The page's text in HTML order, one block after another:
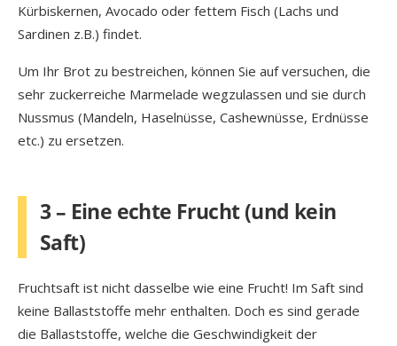
Kürbiskernen, Avocado oder fettem Fisch (Lachs und
Sardinen z.B.) findet.
Um Ihr Brot zu bestreichen, können Sie auf versuchen, die
sehr zuckerreiche Marmelade wegzulassen und sie durch
Nussmus (Mandeln, Haselnüsse, Cashewnüsse, Erdnüsse
etc.) zu ersetzen.
3 – Eine echte Frucht (und kein
Saft)
Fruchtsaft ist nicht dasselbe wie eine Frucht! Im Saft sind
keine Ballaststoffe mehr enthalten. Doch es sind gerade
die Ballaststoffe, welche die Geschwindigkeit der